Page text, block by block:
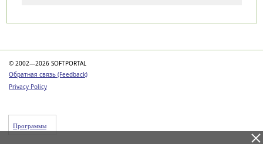
© 2002—2026 SOFTPORTAL
Обратная связь (Feedback)
Privacy Policy
Программы